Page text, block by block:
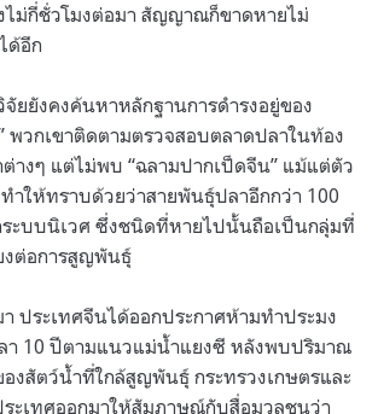
งไม่กี่ชั่วโมงต่อมา สัญญาณก็ขาดหายไม่
ด้อีก
ยยังคงค้นหาหลักฐานการดำรงอยู่ของ
พวกเขาติดตามตรวจสอบตลาดปลาในท้อง
างๆ แต่ไม่พบ “ฉลามปากเป็ดจีน” แม้แต่ตัว
ำให้ทราบด้วยว่าสายพันธุ์ปลาอีกกว่า 100
ะบบนิเวศ ซึ่งชนิดที่หายไปนั้นถือเป็นกลุ่มที่
งต่อการสูญพันธุ์
ประเทศจีนได้ออกประกาศห้ามทำประมง
า 10 ปีตามแนวแม่น้ำแยงซี หลังพบปริมาณ
องสัตว์น้ำที่ใกล้สูญพันธุ์ กระทรวงเกษตรและ
ะเทศออกมาให้สัมภาษณ์กับสื่อมวลชนว่า